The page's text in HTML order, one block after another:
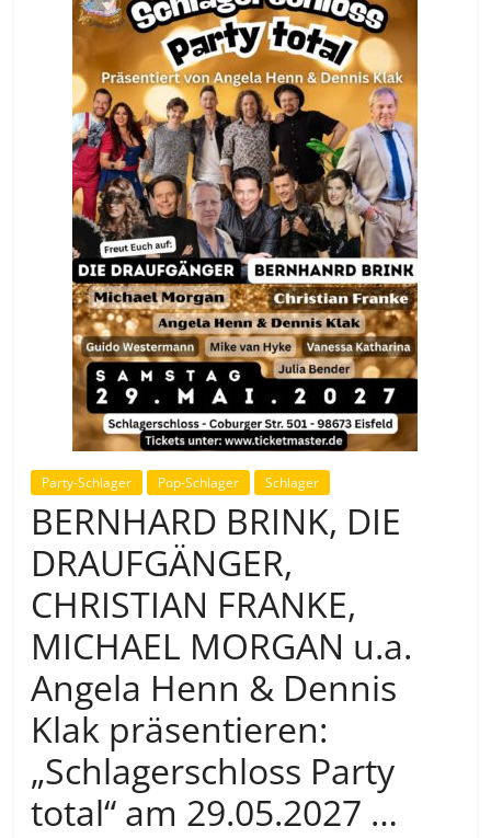
Party-Schlager Pop-Schlager Schlager
BERNHARD BRINK, DIE
DRAUFGÄNGER,
CHRISTIAN FRANKE,
MICHAEL MORGAN u.a.
Angela Henn & Dennis
Klak präsentieren:
„Schlagerschloss Party
total“ am 29.05.2027 …